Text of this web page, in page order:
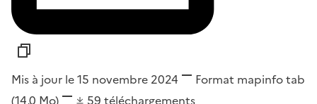
Mis à jour le 15 novembre 2024 Format mapinfo tab